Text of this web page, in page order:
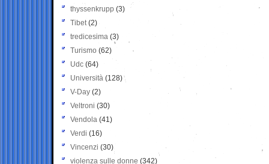
thyssenkrupp (3)
Tibet(2)
tredicesima (3)
Turismo (62)
Udc (64)
Università (128)
V-Day (2)
Veltroni (30)
Vendola (41)
Verdi (16)
Vincenzi (30)
violenza sulle donne (342)